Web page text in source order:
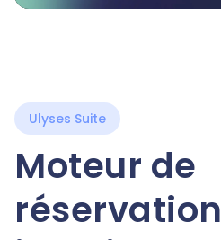
Ulyses Suite
Moteur de
réservation